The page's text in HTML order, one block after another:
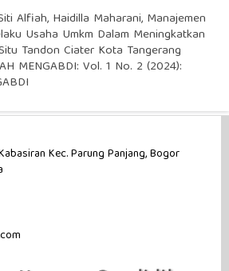
Alfiah, Haidilla Maharani, Manajemen
Usaha Umkm Dalam Meningkatkan
Tandon Ciater Kota Tangerang
MENGABDI: Vol. 1 No. 2 (2024):
Kec. Parung Panjang, Bogor